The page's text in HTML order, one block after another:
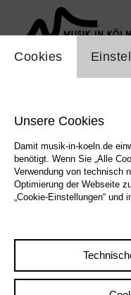
Einstellung
Cookies
Unsere Cookies
Damit musik-in-koeln.de
benötigt. Wenn Sie „Alle
Verwendung von technisch
Optimierung der Webseite
„Cookie-Einstellungen“ und
Zwei Texte
Jan
Von Norbert